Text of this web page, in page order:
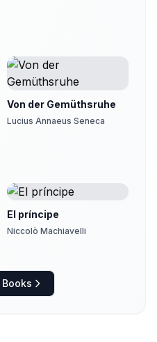
Von der Gemüthsruhe
Lucius Annaeus Seneca
El príncipe
Niccolò Machiavelli